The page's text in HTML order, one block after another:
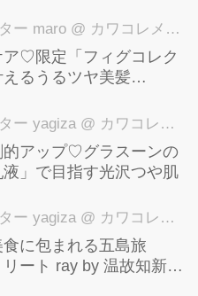
ー maro @ カワコレメディア編集部
ア♡限定「フィグコレク
るうるツヤ美髪
ー yagiza @ カワコレメディア編集部
的アップ♡グラスーンの
液」で目指す光沢つや肌
ー yagiza @ カワコレメディア編集部
に包まれる五島旅
ート ray by 温故知新」